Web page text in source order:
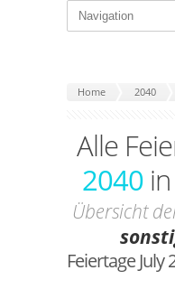
Home 2040
Alle
2040in
Übersicht
Feiertage July